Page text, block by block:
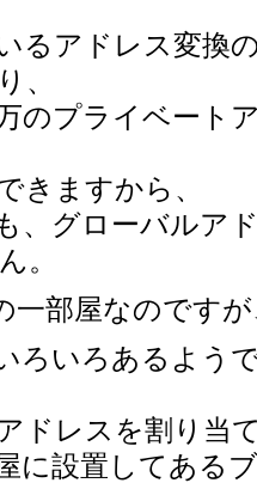
るアドレス変換
、
のプライベート
きますから、
、グローバルア
。
一部屋なのです
ろいろあるよう
ドレスを割り当
に設置してある